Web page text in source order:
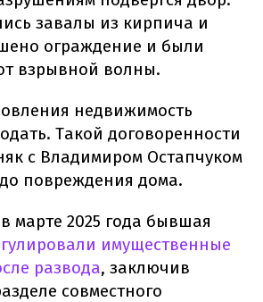
завалы из кирпича и
ограждение и были
взрывной волны.
недвижимость
Такой договоренности
с Владимиром Остапчуком
повреждения дома.
марте 2025 года бывшая
имущественные
развода, заключив
совместного